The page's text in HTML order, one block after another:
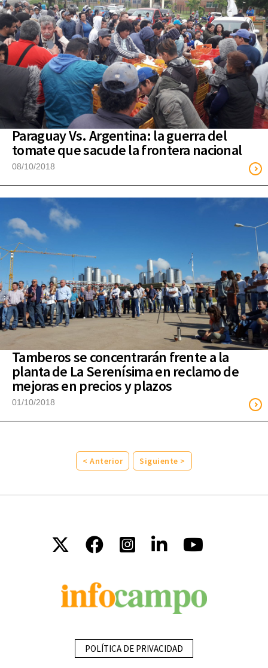
Paraguay Vs. Argentina: la guerra del
tomate que sacude la frontera nacional
08/10/2018
Tamberos se concentrarán frente a la
planta de La Serenísima en reclamo de
mejoras en precios y plazos
01/10/2018
< Anterior Siguiente >
POLÍTICA DE PRIVACIDAD